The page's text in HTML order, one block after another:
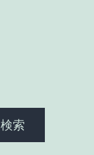
検索